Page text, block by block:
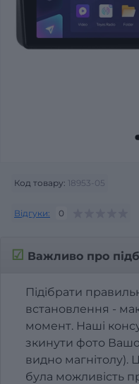
Код товару: 18953-05
Відгуки: 0
☑ Важливо про
Підібрати
встановлення -
момент. Наші
зкинути фото
видно магнітолу).
була можливість